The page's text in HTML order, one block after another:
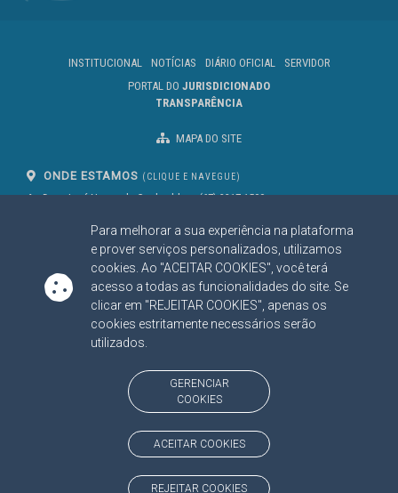
Para melhorar a sua experiência na plataforma
e prover serviços personalizados, utilizamos
cookies. Ao "ACEITAR COOKIES", você terá
acesso a todas as funcionalidades do site. Se
clicar em "REJEITAR COOKIES", apenas os
cookies estritamente necessários serão
utilizados.
GERENCIAR
COOKIES
ACEITAR COOKIES
REJEITAR COOKIES
INSTITUCIONAL NOTÍCIAS DIÁRIO OFICIAL
SERVIDOR
PORTAL DO JURISDICIONADO
TRANSPARÊNCIA
MAPA DO SITE
ONDE ESTAMOS (CLIQUE E NAVEGUE)
Av. Des. José Nunes da Cunha, bloco
Campo Grande/MS
CEP: 79031-310
(67) 3317-1500
SIGA NOSSAS REDES SOCIAIS
Linked InYoutube
Facebook
X
BAIXE NOSSO APLICATIVO
https://www.tce.ms.gov.br